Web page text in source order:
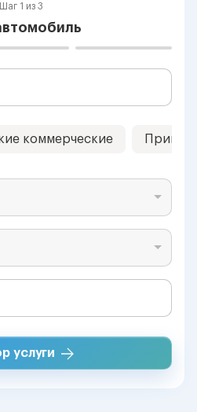
Шаг 1 из 3
коммерческие
услуги